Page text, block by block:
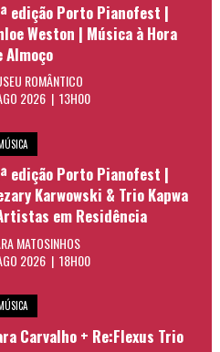
edição Porto Pianofest |
Weston | Música à Hora
Almoço
ROMÂNTICO
2026 | 13H00
edição Porto Pianofest |
Karwowski & Trio Kapwa
em Residência
MATOSINHOS
2026 | 18H00
Carvalho + Re:Flexus Trio